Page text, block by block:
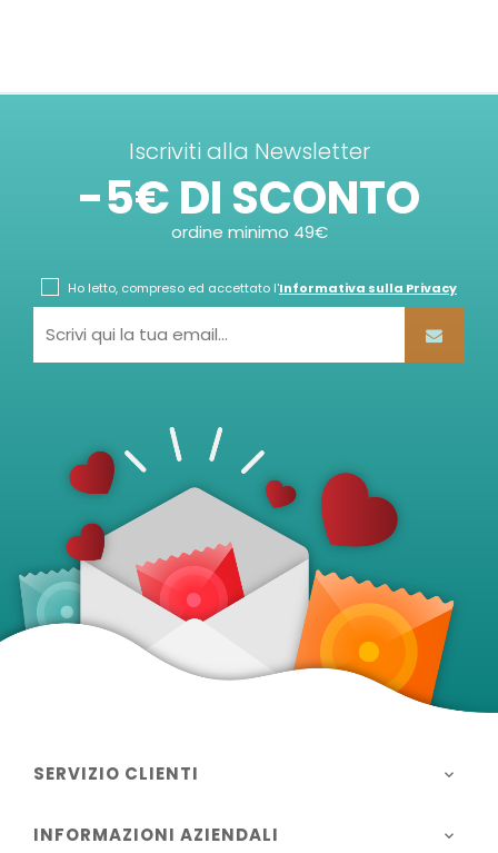
Iscriviti alla Newsletter
-5€ DI SCONTO
ordine minimo 49€
Ho letto, compreso ed accettato l'Informativa sulla Privacy
SERVIZIO CLIENTI 
INFORMAZIONI AZIENDALI 